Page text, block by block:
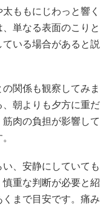
ももにじわっと響く
単なる表面のこりと
いる場合があると説
関係も観察してみま
朝よりも夕方に重だ
肉の負担が影響して
、安静にしていても
重な判断が必要と紹
まで目安です。痛み